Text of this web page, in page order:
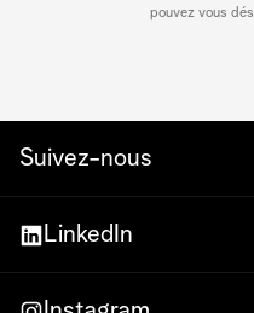
pouvez vous
Suivez-nous
LinkedIn